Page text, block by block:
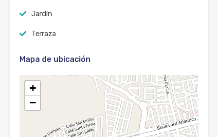
Jardín
Terraza
Mapa de ubicación
+
−